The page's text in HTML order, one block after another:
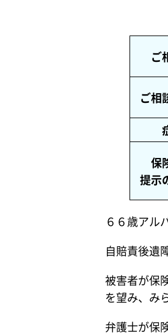
ご
ご相
保
提示
６６歳アル
自賠責後遺
被害者が保
を望み、み
弁護士が保